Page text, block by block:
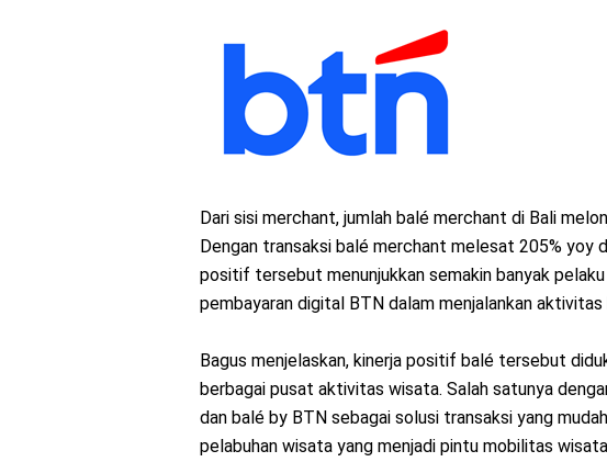
Dari sisi merchant, jumlah balé merchant di Bali
Dengan transaksi balé merchant melesat 205% yoy
positif tersebut menunjukkan semakin banyak
pembayaran digital BTN dalam menjalankan aktivitas
Bagus menjelaskan, kinerja positif balé tersebut
berbagai pusat aktivitas wisata. Salah satunya
dan balé by BTN sebagai solusi transaksi yang
pelabuhan wisata yang menjadi pintu mobilitas